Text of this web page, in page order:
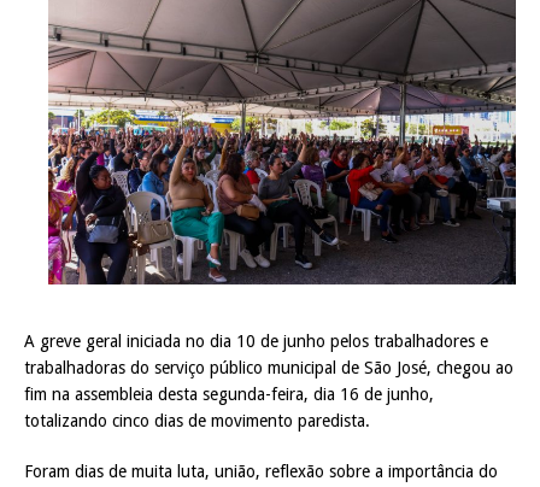
A greve geral iniciada no dia 10 de junho pelos trabalhadores e
trabalhadoras do serviço público municipal de São José, chegou ao
fim na assembleia desta segunda-feira, dia 16 de junho,
totalizando cinco dias de movimento paredista.
Foram dias de muita luta, união, reflexão sobre a importância do